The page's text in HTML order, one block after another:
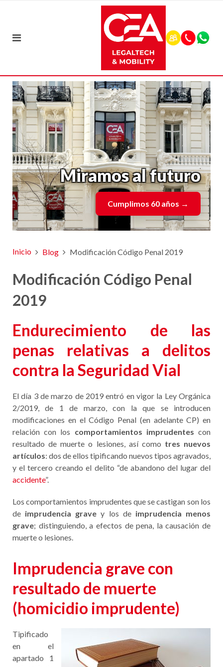
Miramos al futuro
Cumplimos 60 años →
Inicio Blog Modificación Código Penal 2019
Modificación Código Penal
2019
Endurecimiento de las
penas relativas a delitos
contra la Seguridad Vial
El día 3 de marzo de 2019 entró en vigor la Ley Orgánica
2/2019, de 1 de marzo, con la que se introducen
modificaciones en el Código Penal (en adelante CP) en
relación con los comportamientos imprudentes con
resultado de muerte o lesiones, así como tres nuevos
artículos: dos de ellos tipificando nuevos tipos agravados,
y el tercero creando el delito “de abandono del lugar del
accidente”.
Los comportamientos imprudentes que se castigan son los
de imprudencia grave y los de imprudencia menos
grave; distinguiendo, a efectos de pena, la causación de
muerte o lesiones.
Imprudencia grave con
resultado de muerte
(homicidio imprudente)
Tipificado
en el
apartado 1